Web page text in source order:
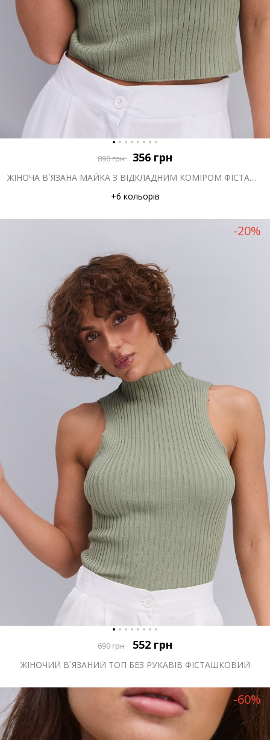
890грн 356 грн
ЖІНОЧА В`ЯЗАНА МАЙКА З ВІДКЛАДНИМ КОМІРОМ ФІСТАШКОВА
+6 кольорів
-20%
690грн 552 грн
ЖІНОЧИЙ В`ЯЗАНИЙ ТОП БЕЗ РУКАВІВ ФІСТАШКОВИЙ
-60%